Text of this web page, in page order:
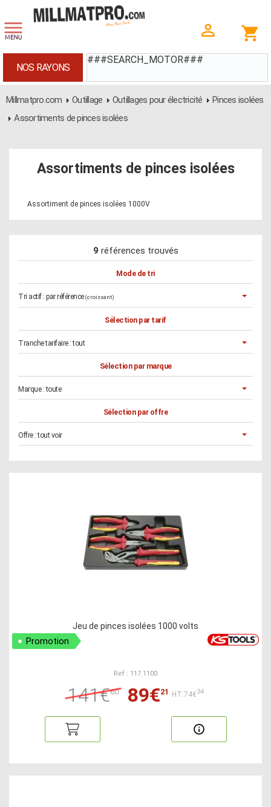
###SEARCH_MOTOR###
NOS RAYONS
Millmatpro.com Outillage Outillages pour électricité
Pinces isolées
Assortiments de pinces isolées
Assortiments de pinces isolées
Assortiment de pinces isolées 1000V
9 références trouvés
Mode de tri
Tri actif : par référence (croissant)
Sélection par tarif
Tranche tarifaire :tout
Sélection par marque
Marque :toute
Sélection par offre
Offre :tout voir
Jeu de pinces isolées 1000 volts
Promotion
Ref : 117.1100
141€60 89€21 HT:74€34